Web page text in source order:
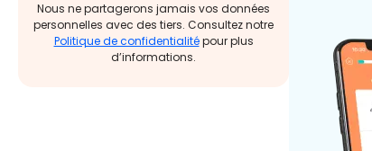
Nous ne partagerons jamais vos données
personnelles avec des tiers. Consultez notre
Politique de confidentialitépour plus
d’informations.